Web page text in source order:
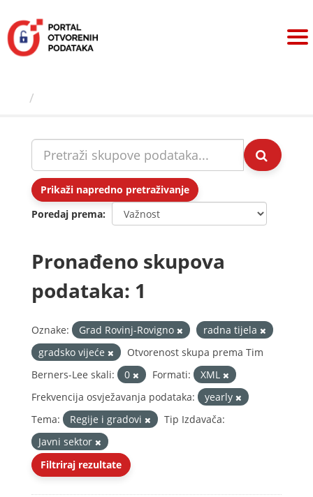
sadržaj
Prikaži napredno pretraživanje
Poredaj prema
Pronađeno skupova
podataka: 1
Oznake: Grad Rovinj-Rovigno
radna tijela
gradsko vijeće
Otvorenost skupa prema Tim
Berners-Lee skali:
0 Formati:
XML
Frekvencija osvježavanja podataka:
yearly
Tema:
Regije i gradovi
Tip Izdavača:
Javni sektor
Filtriraj rezultate